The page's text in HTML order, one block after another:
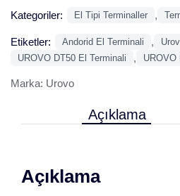
Kategoriler: El Tipi Terminaller ,
Etiketler: Andorid El Terminali ,
UROVO DT50 El Terminali , UROVO
Marka: Urovo
Açıklama
Açıklama